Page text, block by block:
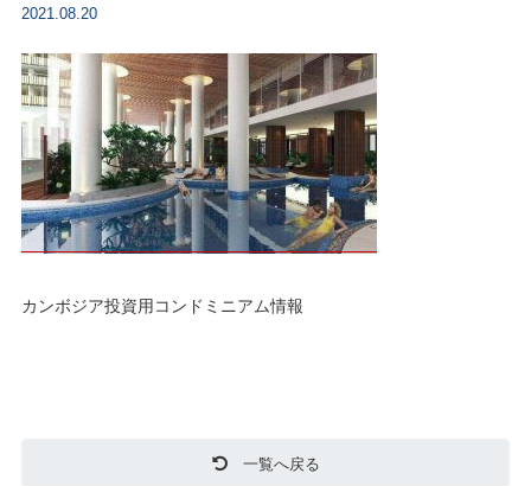
2021.08.20
カンボジア投資用コンドミニアム情報
一覧へ戻る